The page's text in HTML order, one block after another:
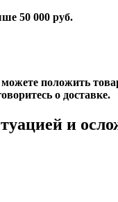
50 000 руб.
положить
о доставке.
и